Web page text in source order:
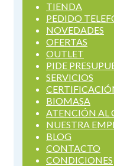
TIENDA
PEDIDO
NOVEDADES
OFERTAS
OUTLET
PIDE
SERVICIOS
BIOMASA
ATENCIÓN AL
NUESTRA
BLOG
CONTACTO
CONDICIONES